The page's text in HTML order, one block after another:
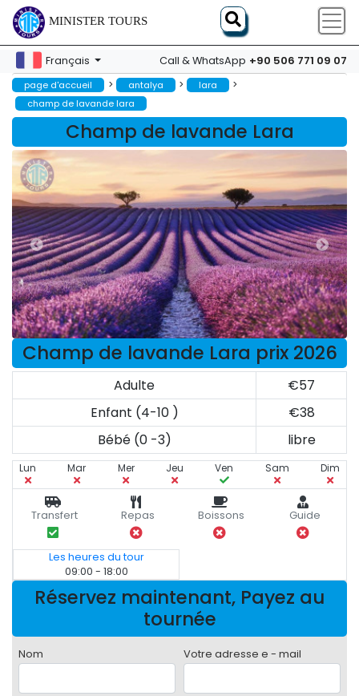
MINISTER TOURS
Français Call & WhatsApp +90 506 771 09 07
page d'accueil > antalya > lara >
champ de lavande lara
Champ de lavande Lara
Champ de lavande Lara prix 2026
Adulte
€57
Enfant (4-10 )
€38
Bébé (0 -3)
libre
Lun Mar Mer Jeu Ven Sam Dim
Transfert Repas Boissons Guide
Les heures du tour
09:00 - 18:00
Réservez maintenant, Payez au
tournée
Nom Votre adresse e - mail